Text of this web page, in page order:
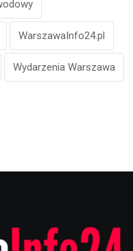
WarszawaInfo24.pl
Wydarzenia Warszawa